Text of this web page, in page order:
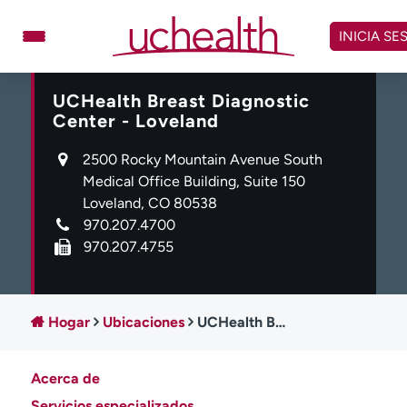
contenido
Médicos
Especialidades
Ubicaciones
Programar cita
Atención de urgencia
Facturación y precios
Inicie sesión en My Health Connection
Acerca de UCHealth
INICIA
UCHealth Breast Diagnostic
Center - Loveland
2500 Rocky Mountain Avenue South
Medical Office Building, Suite 150
Loveland, CO 80538
970.207.4700
970.207.4755
Hogar Ubicaciones UCHealth Breast Diagnostic Center - Loveland
Acerca de